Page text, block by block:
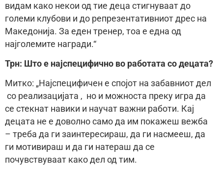
видам како некои од тие деца стигнуваат до
големи клубови и до репрезентативниот дрес на
Македонија. За еден тренер, тоа е една од
најголемите награди.“
Трн: Што е најспецифично во работата со децата?
Митко: „Најспецифичен е спојот на забавниот дел
со реализацијата , но и можноста преку игра да
се стекнат навики и научат важни работи. Кај
децата не е доволно само да им покажеш вежба
– треба да ги заинтересираш, да ги насмееш, да
ги мотивираш и да ги натераш да се
почувствуваат како дел од тим.